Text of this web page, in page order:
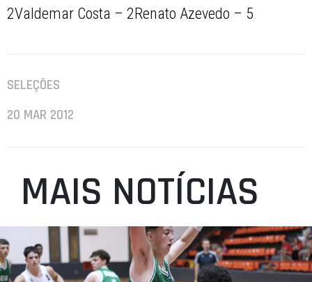
2Valdemar Costa – 2Renato Azevedo – 5
SELEÇÕES
20 MAR 2012
MAIS NOTÍCIAS